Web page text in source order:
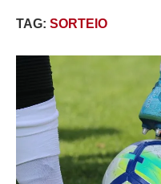
TAG: SORTEIO